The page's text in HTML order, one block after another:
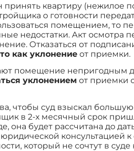
принять квартиру (нежилое
о готовности
помещением, то
недостатки. Акт осмотра
Отказаться от
как уклонение от приемки.
помещение непригодным
уклонением от приемки
чтобы суд взыскал
в 2-х месячный срок
она будет рассчитана до
консультацией
который не сочтут в суде